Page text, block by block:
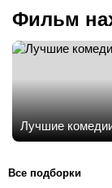
Фильм
Лучшие
Все подборки